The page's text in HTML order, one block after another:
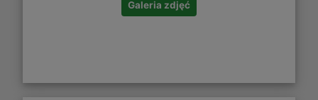
Galeria zdjęć